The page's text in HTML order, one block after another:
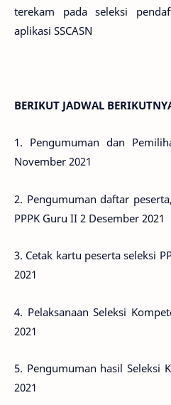
terekam pada seleksi
aplikasi SSCASN
BERIKUT JADWAL
1. Pengumuman dan
November 2021
2. Pengumuman daftar
PPPK Guru II 2 Desember 2021
3. Cetak kartu peserta seleksi
2021
4. Pelaksanaan Seleksi
2021
5. Pengumuman hasil Seleksi
2021